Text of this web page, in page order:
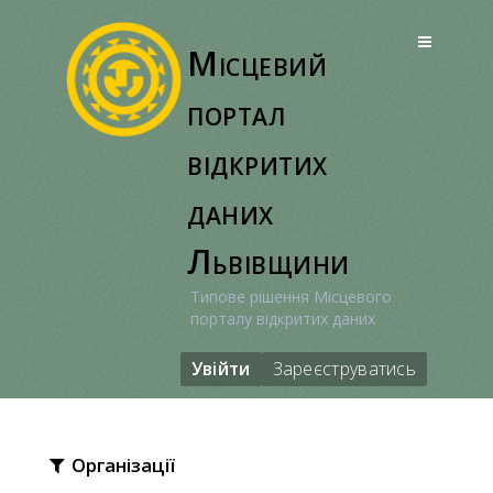
Місцевий
портал
відкритих
даних
Львівщини
Типове рішення Місцевого
порталу відкритих даних
Увійти Зареєструватись
Організації